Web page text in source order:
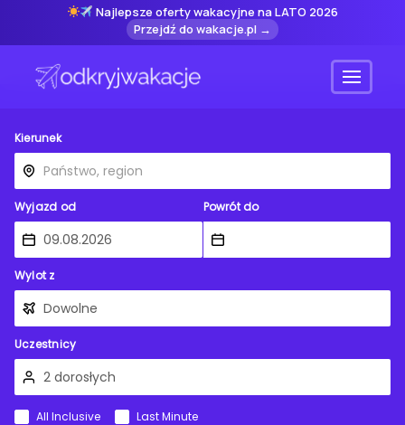
Najlepsze oferty wakacyjne na LATO 2026
Przejdź do wakacje.pl →
Menu
Kierunek
Wyjazd od Powrót do
Wylot z
Uczestnicy
All Inclusive Last Minute